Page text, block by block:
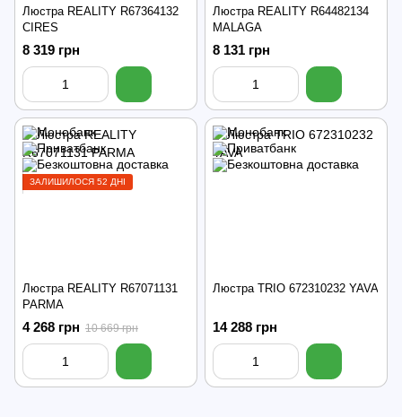
Люстра REALITY R67364132
CIRES
8 319 грн
Люстра REALITY R64482134
MALAGA
8 131 грн
ЗАЛИШИЛОСЯ 52 ДНІ
Люстра REALITY R67071131
PARMA
4 268 грн 10 669 грн
Люстра TRIO 672310232 YAVA
14 288 грн